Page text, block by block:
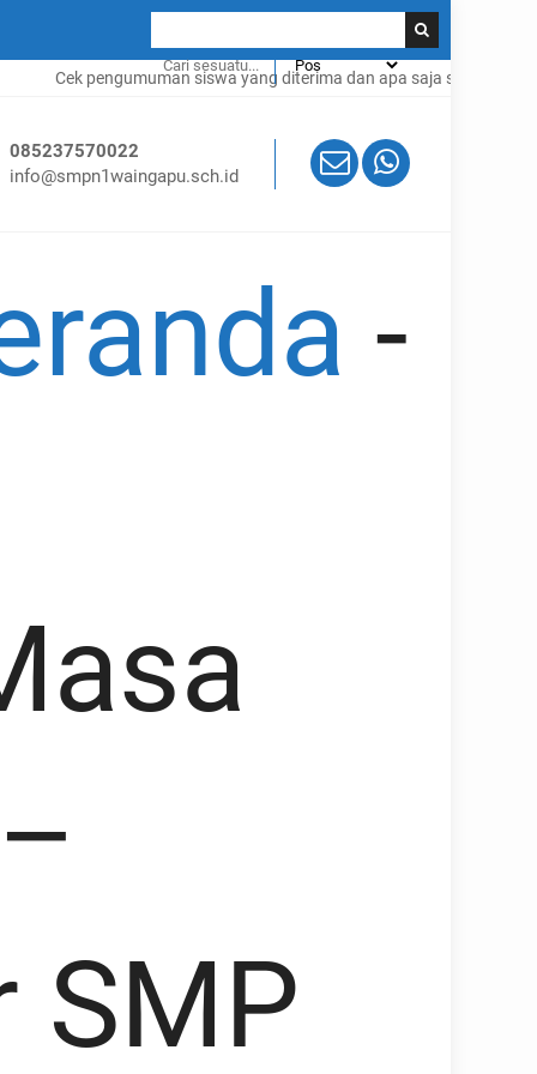
Cek pengumuman siswa yang diterima dan apa saja syaratnya klik
085237570022
info@smpn1waingapu.sch.id
-
SMP